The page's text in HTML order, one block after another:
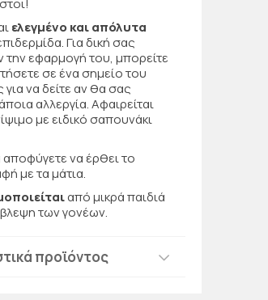
ελεγμένο και απόλυτα
Για δική σας
την εφαρμογή του, μπορείτε
σε ένα σημείο του
να δείτε αν θα σας
αλλεργία. Αφαιρείται
με ειδικό σαπουνάκι
να έρθει το
με τα μάτια.
από μικρά παιδιά
των γονέων.
προϊόντος